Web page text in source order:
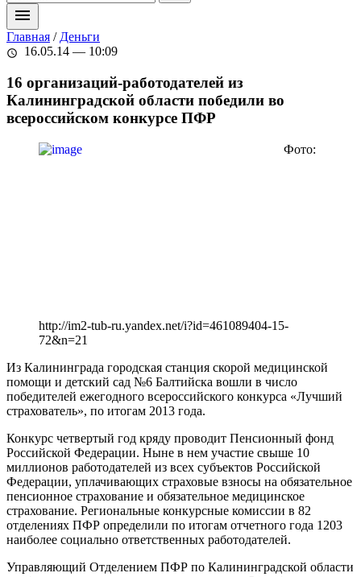
menu
Главная / Деньги
schedule 16.05.14 — 10:09
16 организаций-работодателей из
Калининградской области победили во
всероссийском конкурсе ПФР
Фото:
http://im2-tub-ru.yandex.net/i?id=461089404-15-
72&n=21
Из Калининграда городская станция скорой медицинской
помощи и детский сад №6 Балтийска вошли в число
победителей ежегодного всероссийского конкурса «Лучший
страхователь», по итогам 2013 года.
Конкурс четвертый год кряду проводит Пенсионный фонд
Российской Федерации. Ныне в нем участие свыше 10
миллионов работодателей из всех субъектов Российской
Федерации, уплачивающих страховые взносы на обязательное
пенсионное страхование и обязательное медицинское
страхование. Региональные конкурсные комиссии в 82
отделениях ПФР определили по итогам отчетного года 1203
наиболее социально ответственных работодателей.
Управляющий Отделением ПФР по Калининградской области